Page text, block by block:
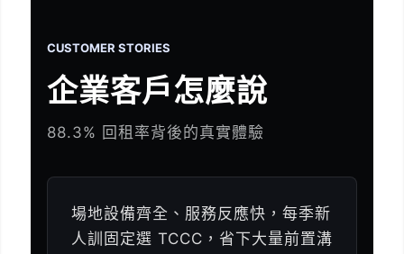
CUSTOMER STORIES
企業客戶怎麼說
88.3% 回租率背後的真實體驗
場地設備齊全、服務反應快，每季新
人訓固定選 TCCC，省下大量前置溝